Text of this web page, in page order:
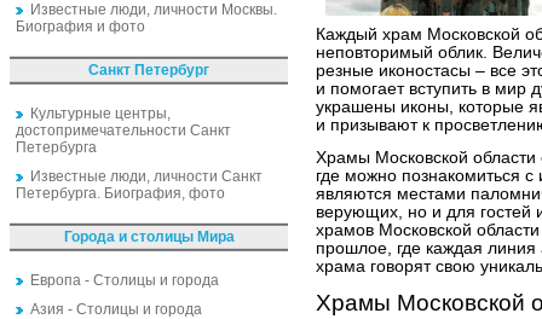
Известные люди, личности Москвы.
Биография и фото
Санкт Петербург
Культурные центры,
достопримечательности Санкт
Петербурга
Известные люди, личности Санкт
Петербурга. Биография, фото
Города и столицы Мира
Европа - Столицы и города
Азия - Столицы и города
Каждый храм Московской
неповторимый облик.
резные иконостасы – все
и помогает вступить в мир
украшены иконы, которые
и призывают к
Храмы Московской области
где можно познакомиться
являются местами
верующих, но и для гостей
храмов Московской
прошлое, где каждая линия
храма говорят свою
Храмы Московской